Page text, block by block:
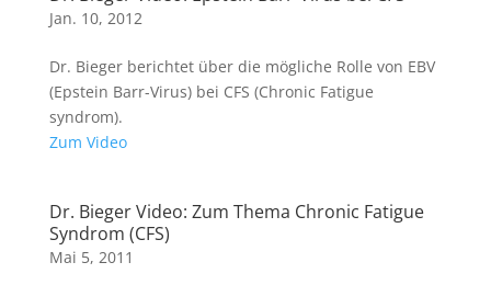
Jan. 10, 2012
Dr. Bieger berichtet über die mögliche Rolle von EBV
(Epstein Barr-Virus) bei CFS (Chronic Fatigue
syndrom).
Zum Video
Dr. Bieger Video: Zum Thema Chronic Fatigue
Syndrom (CFS)
Mai 5, 2011